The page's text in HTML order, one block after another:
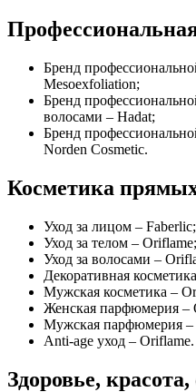
Бренд
Mesoexfoliation;
Бренд
волосами – Hadat;
Бренд
Norden Cosmetic.
Косметика
Уход за лицом – Faberlic;
Уход за телом – Oriflame;
Уход за волосами –
Декоративная
Мужская косметика –
Женская парфюмерия –
Мужская парфюмерия –
Anti-age уход – Oriflame.
Здоровье,